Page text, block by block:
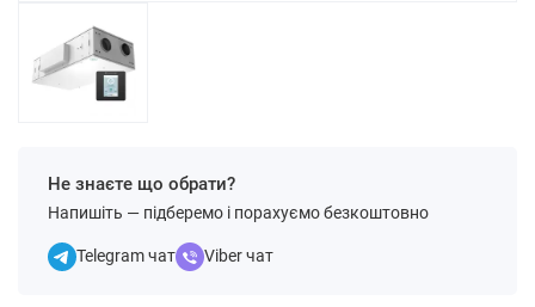
Не знаєте що обрати?
Напишіть — підберемо і порахуємо безкоштовно
Telegram чат Viber чат